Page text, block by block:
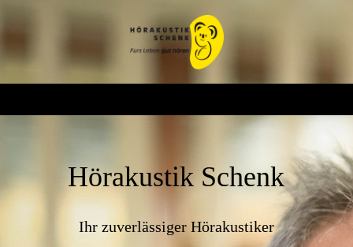
Hörakustik Schenk
Ihr zuverlässiger Hörakustiker